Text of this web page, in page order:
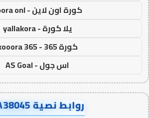
كورة اون لاين - koora onl
يلا كورة - yallakora
كورة 365 - kooora 365
اس جول - AS Goal
روابط نصية AA38045